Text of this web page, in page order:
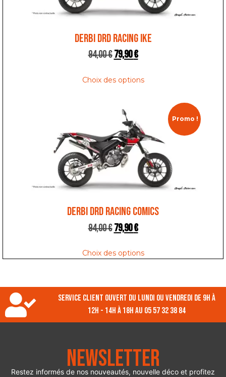
DERBI DRD RACING IKE
94,00€79,90€
Choix des options
Promo !
DERBI DRD RACING COMICS
94,00€79,90€
Choix des options
Service client ouvert du lundi ou vendredi de 9h à
12h - 14h à 18h au 05 57 32 38 84
Newsletter
Restez informés de nos nouveautés, nouvelle déco et profitez